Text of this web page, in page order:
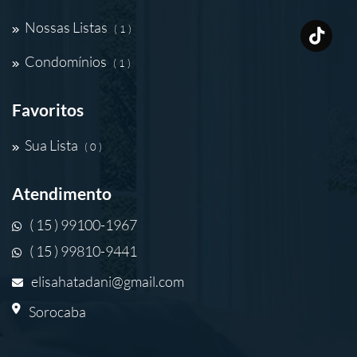
Nossas Listas ( 1 )
Condomínios ( 1 )
Favoritos
Sua Lista ( 0 )
Atendimento
( 15 ) 99100-1967
( 15 ) 99810-9441
elisahatadani@gmail.com
Sorocaba